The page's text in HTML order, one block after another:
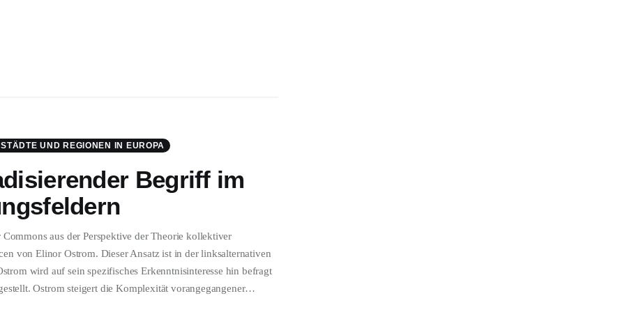
UND REGIONEN IN EUROPA
Begriff im
aus der Perspektive der Theorie kollektiver
von Elinor Ostrom. Dieser Ansatz ist in der linksalternativen
wird auf sein spezifisches Erkenntnisinteresse hin befragt
Ostrom steigert die Komplexität vorangegangener…